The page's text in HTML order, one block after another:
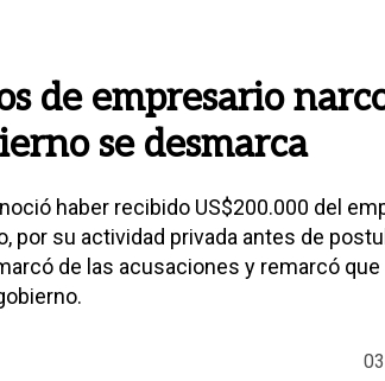
de empresario
se desmarca
haber recibido US$200.000 del
por su actividad privada antes de
de las acusaciones y remarcó